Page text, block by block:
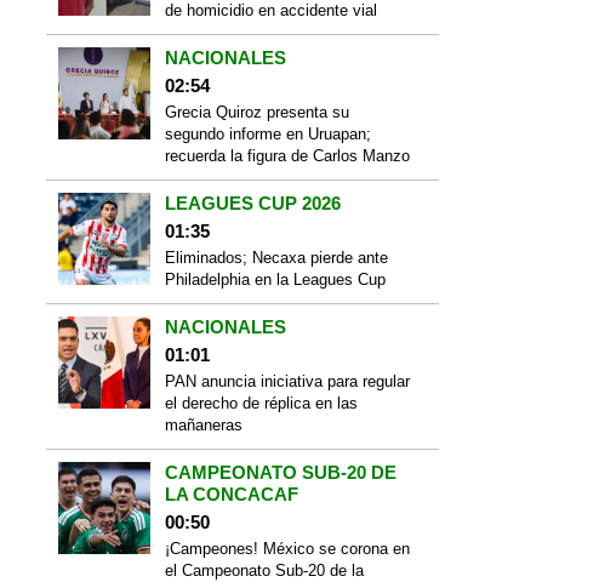
de homicidio en accidente vial
NACIONALES
02:54
Grecia Quiroz presenta su
segundo informe en Uruapan;
recuerda la figura de Carlos Manzo
LEAGUES CUP 2026
01:35
Eliminados; Necaxa pierde ante
Philadelphia en la Leagues Cup
NACIONALES
01:01
PAN anuncia iniciativa para regular
el derecho de réplica en las
mañaneras
CAMPEONATO SUB-20 DE
LA CONCACAF
00:50
¡Campeones! México se corona en
el Campeonato Sub-20 de la